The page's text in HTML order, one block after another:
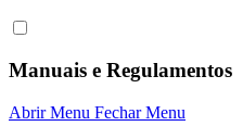
Manuais e Regulamentos
Abrir Menu Fechar Menu